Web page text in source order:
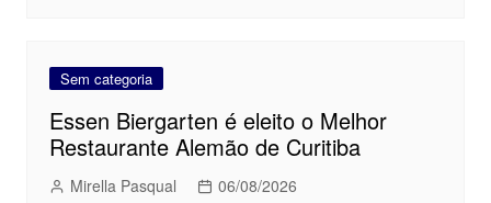
Sem categoria
Essen Biergarten é eleito o Melhor
Restaurante Alemão de Curitiba
Mirella Pasqual 06/08/2026